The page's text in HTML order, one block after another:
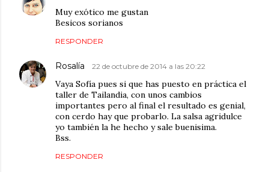
Muy exótico me gustan
Besicos sorianos
RESPONDER
Rosalía 22 de octubre de 2014 a las 20:22
Vaya Sofía pues si que has puesto en práctica el
taller de Tailandia, con unos cambios
importantes pero al final el resultado es genial,
con cerdo hay que probarlo. La salsa agridulce
yo también la he hecho y sale buenisima.
Bss.
RESPONDER